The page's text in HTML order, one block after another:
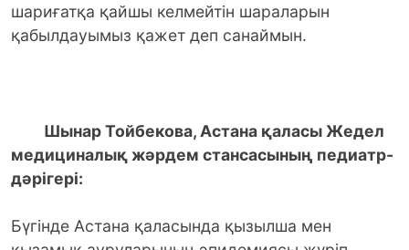
шариғатқа қайшы келмейтін шараларын
қабылдауымыз қажет деп санаймын.
Шынар Тойбекова, Астана қаласы Жедел
медициналық жәрдем стансасының педиатр-
дәрігері:
Бүгінде Астана қаласында қызылша мен